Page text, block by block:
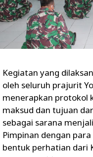
Kegiatan yang
oleh seluruh prajurit
menerapkan protokol
maksud dan tujuan
sebagai sarana
Pimpinan dengan
bentuk perhatian dari